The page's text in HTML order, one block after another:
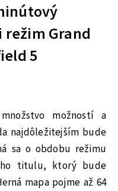
Grand
5
možností a
najdôležitejším bude
sa o obdobu režimu
titulu, ktorý bude
mapa pojme až 64